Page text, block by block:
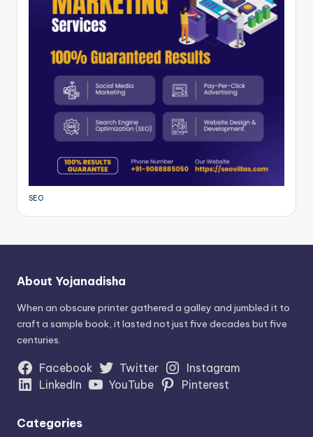
SEO
About Yojanadisha
When an obscure printer gathered a galley and jumbled it to
craft a sample book, it lasted not just five decades but five
centuries.
Facebook Twitter
Instagram
LinkedIn
YouTube Pinterest
Categories